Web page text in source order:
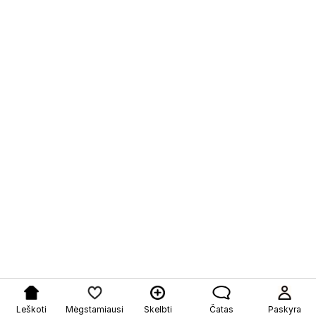
Leškoti Mėgstamiausi Skelbti Čatas Paskyra